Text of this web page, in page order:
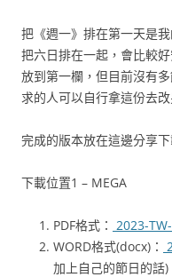
把《週一》排在第一天是
把六日排在一起，會比較
放到第一欄，但目前沒有
求的人可以自行拿這份去改
完成的版本放在這邊分享下
下載位置1 – MEGA
PDF格式： 2023-
WORD格式(docx)：
加上自己的節日的話)